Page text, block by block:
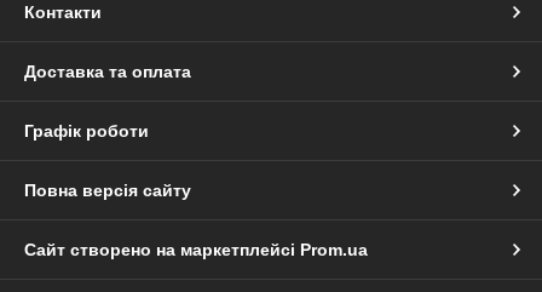
Контакти
Доставка та оплата
Графік роботи
Повна версія сайту
Сайт створено на маркетплейсі Prom.ua